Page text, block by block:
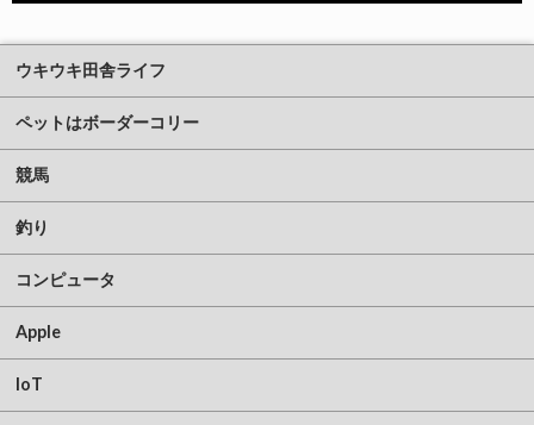
ウキウキ田舎ライフ
ペットはボーダーコリー
競馬
釣り
コンピュータ
Apple
IoT